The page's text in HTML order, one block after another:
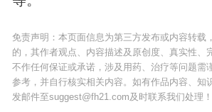
免责声明：本页面信息为第三方发布或内容转载
的，其作者观点、内容描述及原创度、真实性、
不作任何保证或承诺，涉及用药、治疗等问题需
参考，并自行核实相关内容。如有作品内容、知
发邮件至suggest@fh21.com及时联系我们处理！